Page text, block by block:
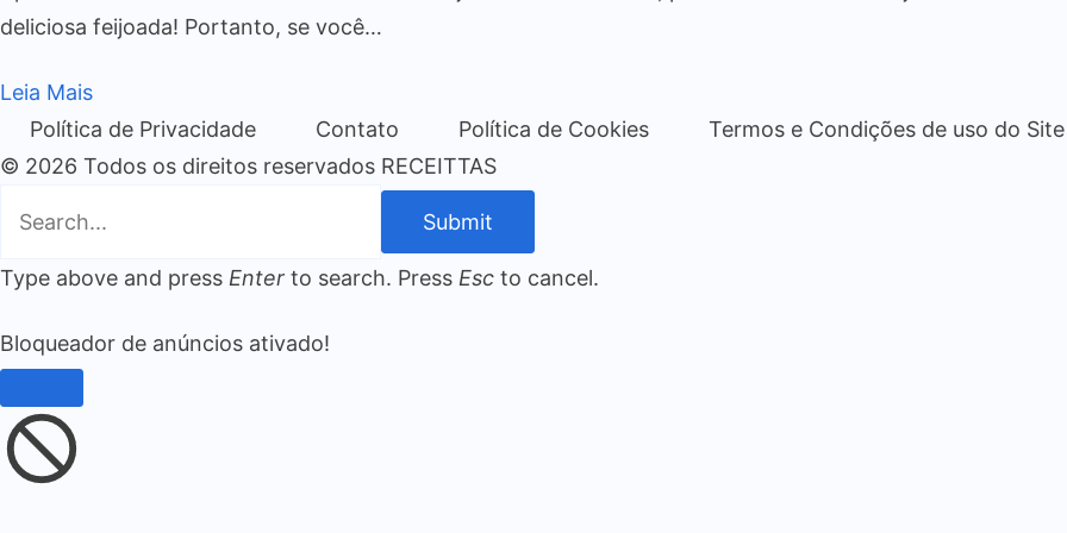
deliciosa feijoada! Portanto, se você…
Leia Mais
Política de Privacidade
Contato Política de Cookies
Termos e Condições de uso do Site
© 2026 Todos os direitos reservados RECEITTAS
Submit
Type above and press Enter to search. Press Esc to cancel.
Bloqueador de anúncios ativado!